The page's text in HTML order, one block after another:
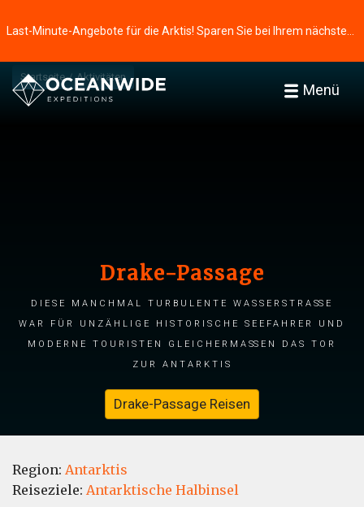
Menü
Startseite Aktivitäten
Drake-Passage
Diese manchmal turbulente Wasserstraße
war für unzählige historische Seefahrer und
moderne Touristen gleichermaßen das Tor
zur Antarktis
Drake-Passage Reisen
Region: Antarktis
Reiseziele: Antarktische Halbinsel